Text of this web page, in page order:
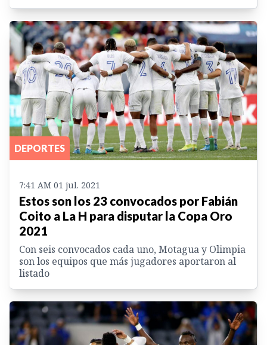
DEPORTES
7:41 AM 01 jul. 2021
Estos son los 23 convocados por Fabián
Coito a La H para disputar la Copa Oro
2021
Con seis convocados cada uno, Motagua y Olimpia
son los equipos que más jugadores aportaron al
listado